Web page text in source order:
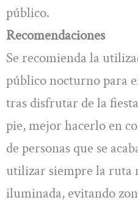
público.
Recomendaciones
Se recomienda la
público nocturno para
tras disfrutar de la
pie, mejor hacerlo en
de personas que se
utilizar siempre la ruta
iluminada, evitando